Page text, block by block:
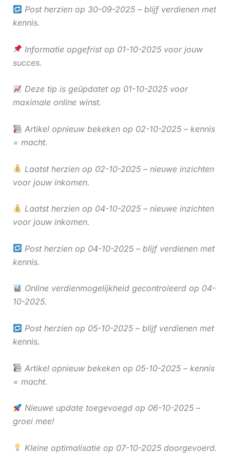
Post herzien op 30-09-2025 – blijf verdienen met
kennis.
Informatie opgefrist op 01-10-2025 voor jouw
succes.
Deze tip is geüpdatet op 01-10-2025 voor
maximale online winst.
Artikel opnieuw bekeken op 02-10-2025 – kennis
= macht.
Laatst herzien op 02-10-2025 – nieuwe inzichten
voor jouw inkomen.
Laatst herzien op 04-10-2025 – nieuwe inzichten
voor jouw inkomen.
Post herzien op 04-10-2025 – blijf verdienen met
kennis.
Online verdienmogelijkheid gecontroleerd op 04-
10-2025.
Post herzien op 05-10-2025 – blijf verdienen met
kennis.
Artikel opnieuw bekeken op 05-10-2025 – kennis
= macht.
Nieuwe update toegevoegd op 06-10-2025 –
groei mee!
Kleine optimalisatie op 07-10-2025 doorgevoerd.